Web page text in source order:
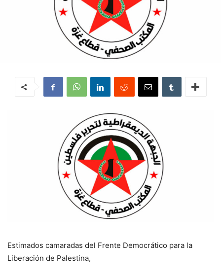
Estimados camaradas del Frente Democrático para la
Liberación de Palestina,